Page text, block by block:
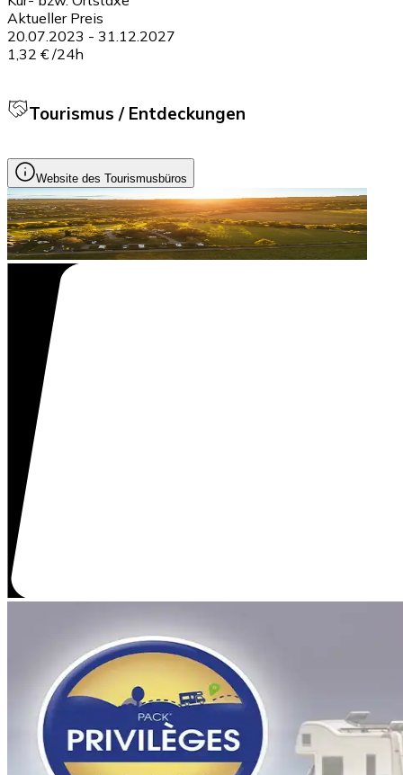
Aktueller Preis
20.07.2023 - 31.12.2027
1,32 € /24h
Tourismus / Entdeckungen
Website des Tourismusbüros